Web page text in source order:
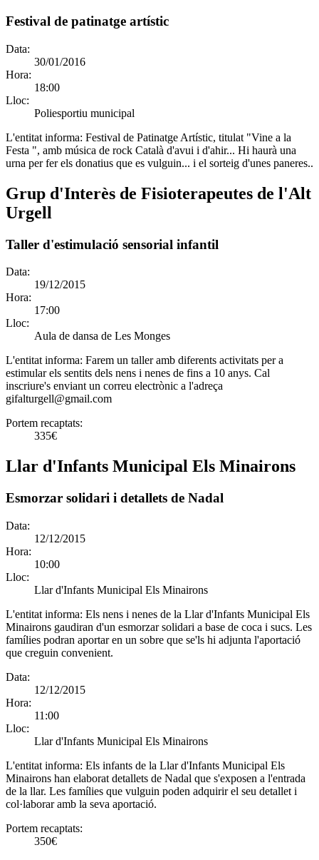
Festival de patinatge artístic
Data:
30/01/2016
Hora:
18:00
Lloc:
Poliesportiu municipal
L'entitat informa: Festival de Patinatge Artístic, titulat "Vine a la
Festa ", amb música de rock Català d'avui i d'ahir... Hi haurà una
urna per fer els donatius que es vulguin... i el sorteig d'unes paneres..
Grup d'Interès de Fisioterapeutes de l'Alt
Urgell
Taller d'estimulació sensorial infantil
Data:
19/12/2015
Hora:
17:00
Lloc:
Aula de dansa de Les Monges
L'entitat informa: Farem un taller amb diferents activitats per a
estimular els sentits dels nens i nenes de fins a 10 anys. Cal
inscriure's enviant un correu electrònic a l'adreça
gifalturgell@gmail.com
Portem recaptats:
335€
Llar d'Infants Municipal Els Minairons
Esmorzar solidari i detallets de Nadal
Data:
12/12/2015
Hora:
10:00
Lloc:
Llar d'Infants Municipal Els Minairons
L'entitat informa: Els nens i nenes de la Llar d'Infants Municipal Els
Minairons gaudiran d'un esmorzar solidari a base de coca i sucs. Les
famílies podran aportar en un sobre que se'ls hi adjunta l'aportació
que creguin convenient.
Data:
12/12/2015
Hora:
11:00
Lloc:
Llar d'Infants Municipal Els Minairons
L'entitat informa: Els infants de la Llar d'Infants Municipal Els
Minairons han elaborat detallets de Nadal que s'exposen a l'entrada
de la llar. Les famílies que vulguin poden adquirir el seu detallet i
col·laborar amb la seva aportació.
Portem recaptats:
350€